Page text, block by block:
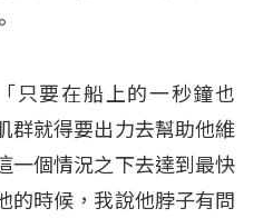
只要在船上的一秒鐘也
群就得要出力去幫助他維
一個情況之下去達到最快
的時候，我說他脖子有問